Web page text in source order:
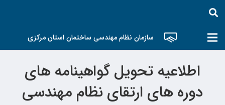
سازمان نظام مهندسی ساختمان استان مرکزی
اطلاعیه تحویل گواهینامه های
دوره های ارتقای نظام مهندسی